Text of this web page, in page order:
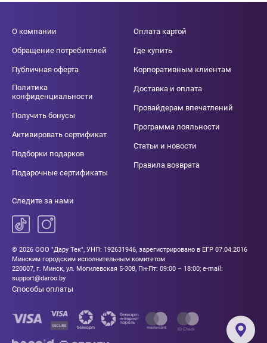
О компании
Обращение потребителей
Публичная оферта
Политика
конфиденциальности
Получить бонусы
Активировать сертификат
Подборки подарков
Подарочные сертификаты
Оплата картой
Где купить
Корпоративным клиентам
Доставка и оплата
Провайдерам впечатлений
Программа лояльности
Статьи и новости
Правила возврата
Следите за нами
© 2026 ООО "Дару Тек", УНП: 192631946, зарегистрировано в ЕГР 07.04.2016
Минским городским исполнительным комитетом
220007, г. Минск, ул. Могилевская 5-308, Пн-Пт: 09:00 – 18:00; e-mail:
support@daroo.by
Способы оплаты